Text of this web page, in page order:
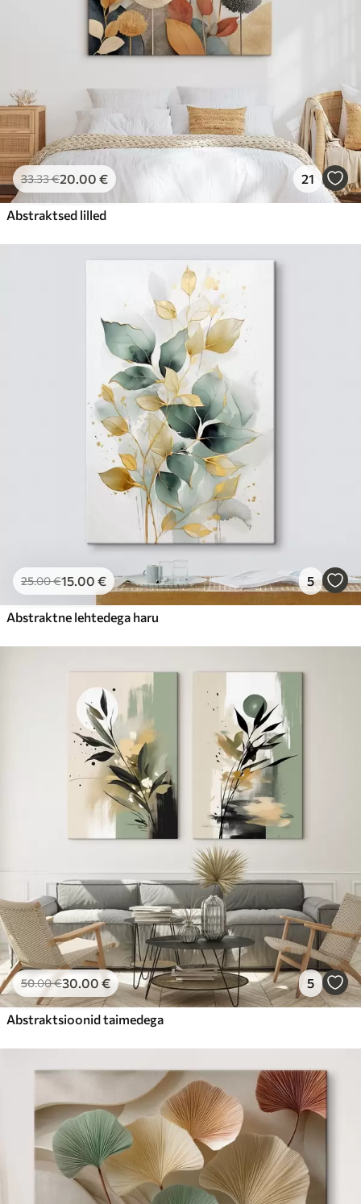
33.33€20.00 € 21
Abstraktsed lilled
25.00€15.00 € 5
Abstraktne lehtedega haru
50.00€30.00 € 5
Abstraktsioonid taimedega